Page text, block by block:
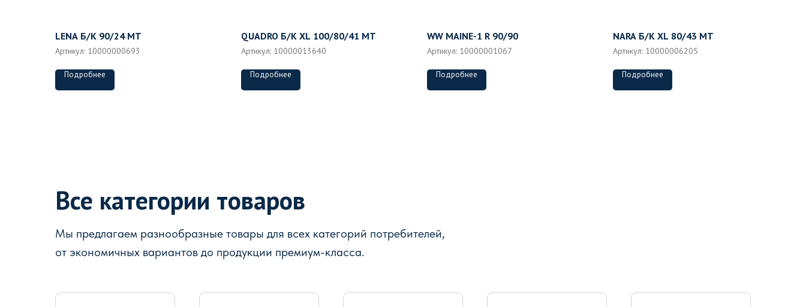
LENA Б/К 90/24 MT
Артикул: 10000000693
Подробнее
QUADRO Б/К XL 100/80/41 MT
Артикул: 10000013640
Подробнее
WW MAINE-1 R 90/90
Артикул: 10000001067
Подробнее
NARA Б/К XL 80/43 MT
Артикул: 10000006205
Подробнее
Все категории товаров
Мы предлагаем разнообразные товары для всех категорий потребителей,
от экономичных вариантов до продукции премиум-класса.